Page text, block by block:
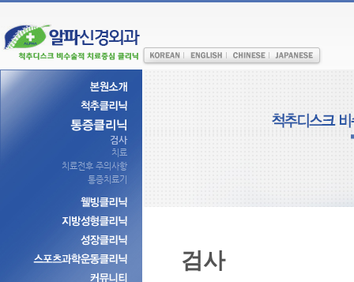
검사
치료
치료전후 주의사항
통증치료기
검사